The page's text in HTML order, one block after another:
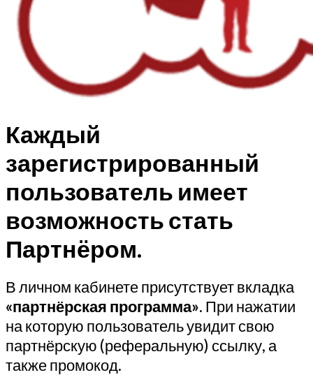
Каждый
зарегистрированный
пользователь имеет
возможность стать
Партнёром.
В личном кабинете присутствует вкладка
«партнёрская программа». При нажатии
на которую пользователь увидит свою
партнёрскую (реферальную) ссылку, а
также промокод.